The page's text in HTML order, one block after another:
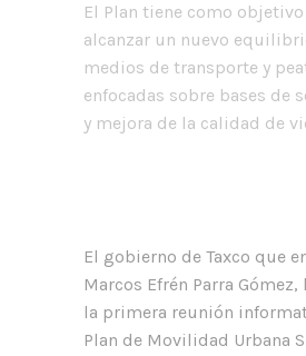
El Plan tiene como
alcanzar un nuevo
medios de transporte y
enfocadas sobre bases de
y mejora de la calidad de
El gobierno de Taxco que
Marcos Efrén Parra Gómez,
la primera reunión
Plan de Movilidad Urbana